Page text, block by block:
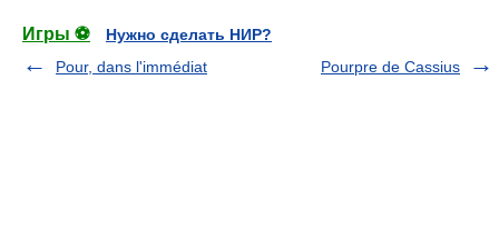
Игры ⚽
Нужно сделать НИР?
Pour, dans l'immédiat
Pourpre de Cassius